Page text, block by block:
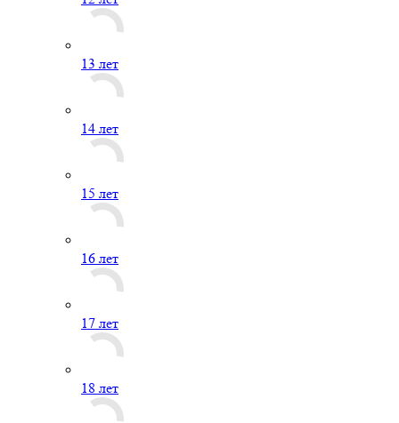
13 лет
14 лет
15 лет
16 лет
17 лет
18 лет